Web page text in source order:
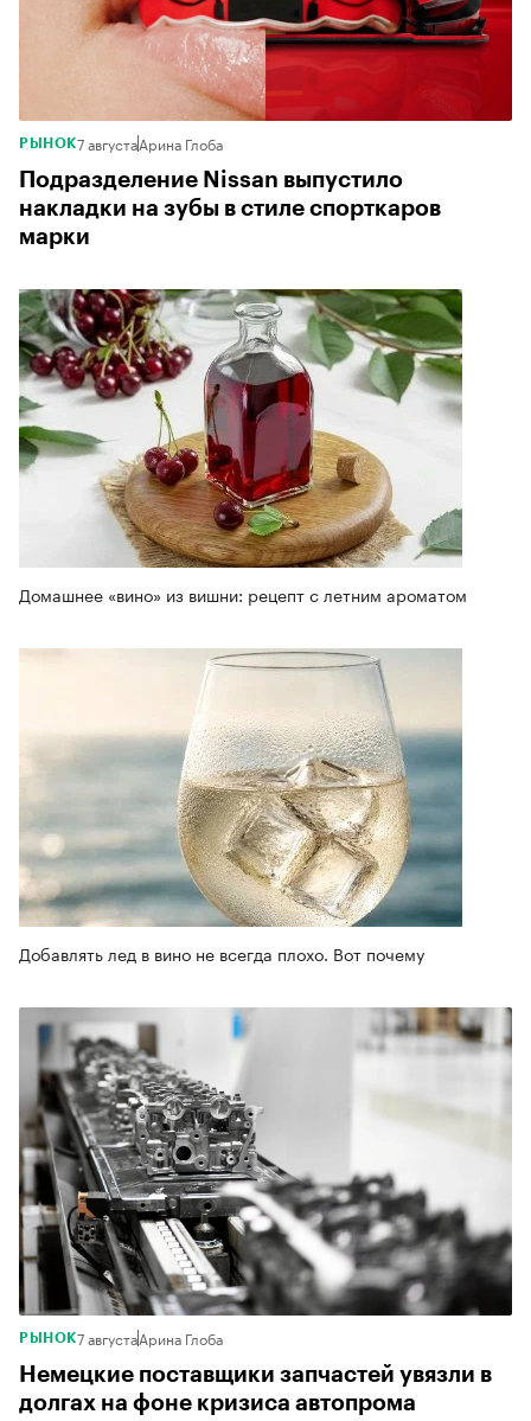
РЫНОК7 августаАрина Глоба
Подразделение Nissan выпустило
накладки на зубы в стиле спорткаров
марки
Домашнее «вино» из вишни: рецепт с летним ароматом
Добавлять лед в вино не всегда плохо. Вот почему
РЫНОК7 августаАрина Глоба
Немецкие поставщики запчастей увязли в
долгах на фоне кризиса автопрома